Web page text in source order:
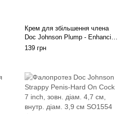
Крем для збільшення члена
Doc Johnson Plump - Enhancing
Cream For Men (7 г)
139 грн